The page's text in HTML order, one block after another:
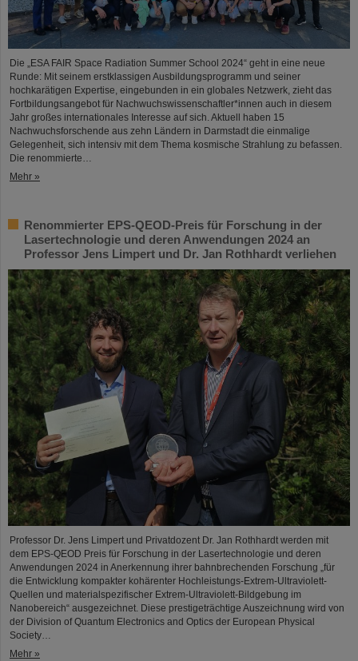
Die „ESA FAIR Space Radiation Summer School 2024“ geht in eine neue
Runde: Mit seinem erstklassigen Ausbildungsprogramm und seiner
hochkarätigen Expertise, eingebunden in ein globales Netzwerk, zieht das
Fortbildungsangebot für Nachwuchswissenschaftler*innen auch in diesem
Jahr großes internationales Interesse auf sich. Aktuell haben 15
Nachwuchsforschende aus zehn Ländern in Darmstadt die einmalige
Gelegenheit, sich intensiv mit dem Thema kosmische Strahlung zu befassen.
Die renommierte…
Mehr »
Renommierter EPS-QEOD-Preis für Forschung in der
Lasertechnologie und deren Anwendungen 2024 an
Professor Jens Limpert und Dr. Jan Rothhardt verliehen
Professor Dr. Jens Limpert und Privatdozent Dr. Jan Rothhardt werden mit
dem EPS-QEOD Preis für Forschung in der Lasertechnologie und deren
Anwendungen 2024 in Anerkennung ihrer bahnbrechenden Forschung „für
die Entwicklung kompakter kohärenter Hochleistungs-Extrem-Ultraviolett-
Quellen und materialspezifischer Extrem-Ultraviolett-Bildgebung im
Nanobereich“ ausgezeichnet. Diese prestigeträchtige Auszeichnung wird von
der Division of Quantum Electronics and Optics der European Physical
Society…
Mehr »